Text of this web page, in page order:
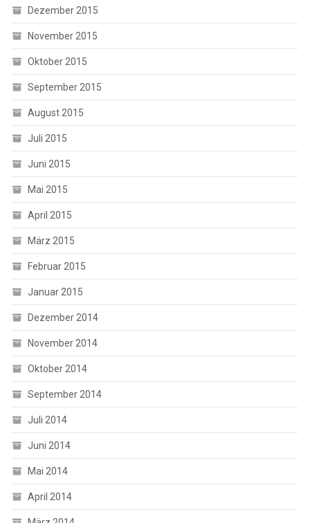
Dezember 2015
November 2015
Oktober 2015
September 2015
August 2015
Juli 2015
Juni 2015
Mai 2015
April 2015
März 2015
Februar 2015
Januar 2015
Dezember 2014
November 2014
Oktober 2014
September 2014
Juli 2014
Juni 2014
Mai 2014
April 2014